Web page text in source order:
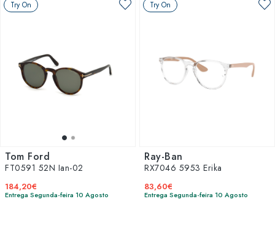
Try On
Tom Ford
FT0591 52N Ian-02
184,20€
Entrega Segunda-feira 10 Agosto
Try On
Ray-Ban
RX7046 5953 Erika
83,60€
Entrega Segunda-feira 10 Agosto